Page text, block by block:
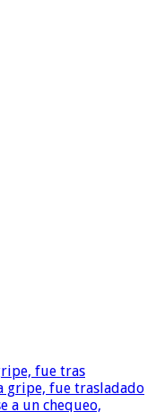
fue tras